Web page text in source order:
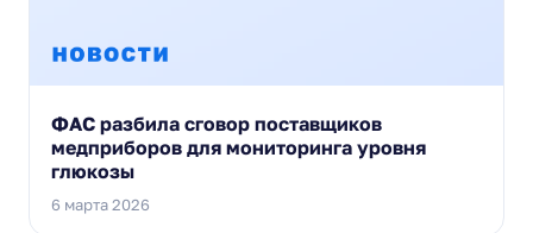
ФАС разбила сговор поставщиков
медприборов для мониторинга уровня
глюкозы
6 марта 2026